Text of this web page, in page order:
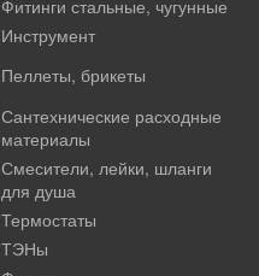
Фитинги стальные, чугунные
Инструмент
Пеллеты, брикеты
Сантехнические расходные
материалы
Смесители, лейки, шланги
для душа
Термостаты
ТЭНы